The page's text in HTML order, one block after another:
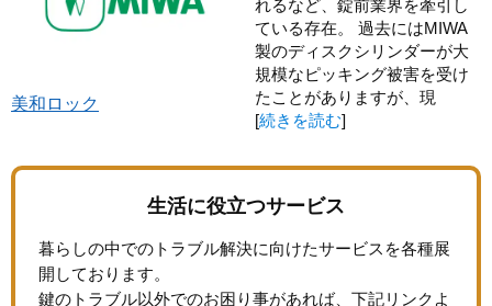
美和ロック
れるなど、錠前業界を牽引し
ている存在。 過去にはMIWA
製のディスクシリンダーが大
規模なピッキング被害を受け
たことがありますが、現
[続きを読む]
生活に役立つサービス
暮らしの中でのトラブル解決に向けたサービスを各種展
開しております。
鍵のトラブル以外でのお困り事があれば、下記リンクよ